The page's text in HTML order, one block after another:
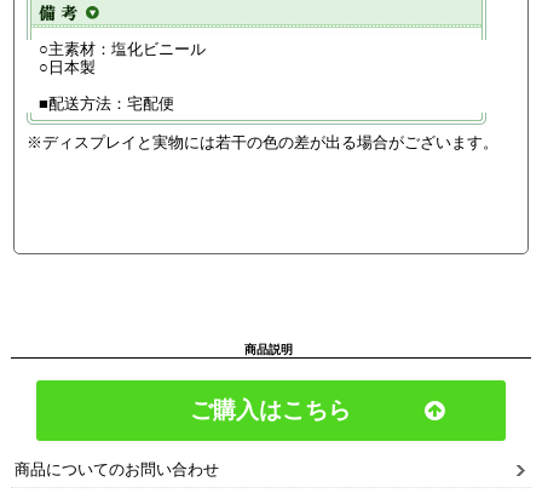
○主素材：塩化ビニール
○日本製
■配送方法：宅配便
※ディスプレイと実物には若干の色の差が出る場合がございます。
商品説明
ご購入はこちら
商品についてのお問い合わせ